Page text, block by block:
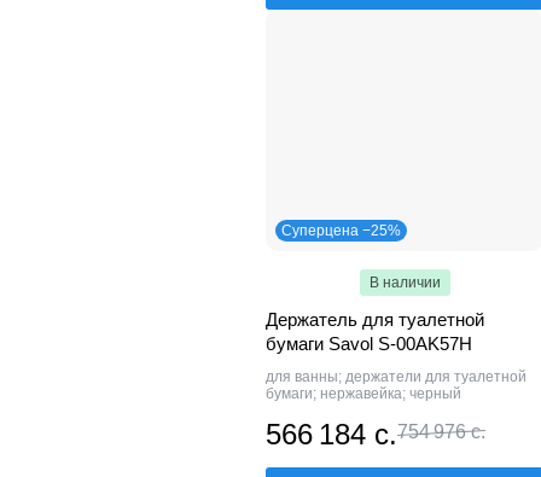
Суперцена −25%
В наличии
Держатель для туалетной
бумаги Savol S-00AK57H
для ванны; держатели для туалетной
бумаги; нержавейка; черный
566 184 с.754 976 с.